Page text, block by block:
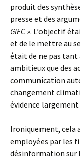
produit des
presse et des
GIEC ». L’objectif
et de le mettre au
était de ne pas tant
ambitieux que des
communication
changement
évidence largement
Ironiquement, cela
employées par les
désinformation sur